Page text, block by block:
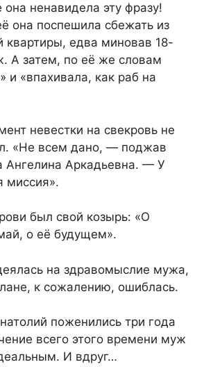
она ненавидела эту фразу!
она поспешила сбежать из
квартиры, едва миновав 18-
А затем, по её же словам
и «впахивала, как раб на
невестки на свекровь не
«Не всем дано, — поджав
Ангелина Аркадьевна. — У
миссия».
был свой козырь: «О
о её будущем».
на здравомыслие мужа,
к сожалению, ошиблась.
поженились три года
всего этого времени муж
И вдруг…